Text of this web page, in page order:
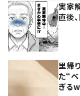
実家
直後
里帰
た“
ぎる